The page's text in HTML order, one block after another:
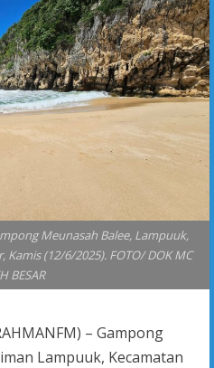
Meunasah Balee, Lampuuk,
Kamis (12/6/2025). FOTO/ DOK MC
BESAR
– Gampong
Lampuuk, Kecamatan